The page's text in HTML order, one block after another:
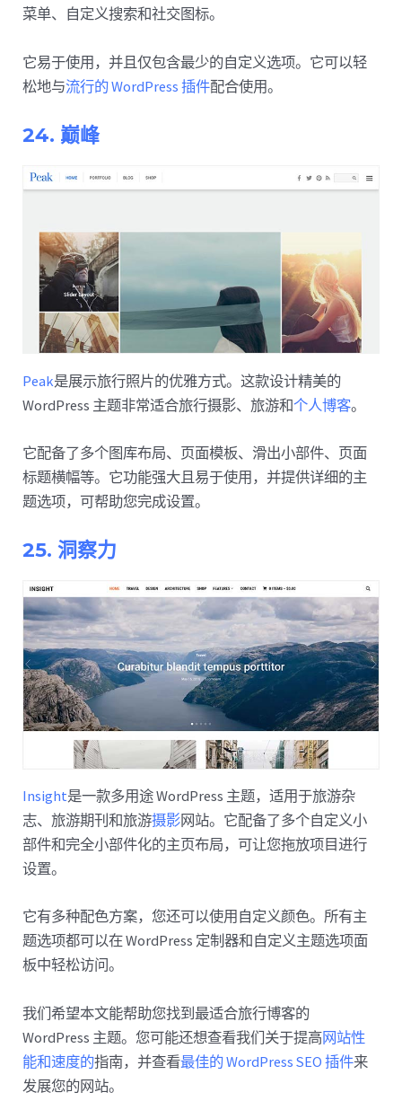
菜单、自定义搜索和社交图标。
它易于使用，并且仅包含最少的自定义选项。它可以轻
松地与流行的 WordPress 插件配合使用。
24. 巅峰
Peak是展示旅行照片的优雅方式。这款设计精美的
WordPress 主题非常适合旅行摄影、旅游和个人博客。
它配备了多个图库布局、页面模板、滑出小部件、页面
标题横幅等。它功能强大且易于使用，并提供详细的主
题选项，可帮助您完成设置。
25. 洞察力
Insight是一款多用途 WordPress 主题，适用于旅游杂
志、旅游期刊和旅游摄影网站。它配备了多个自定义小
部件和完全小部件化的主页布局，可让您拖放项目进行
设置。
它有多种配色方案，您还可以使用自定义颜色。所有主
题选项都可以在 WordPress 定制器和自定义主题选项面
板中轻松访问。
我们希望本文能帮助您找到最适合旅行博客的
WordPress 主题。您可能还想查看我们关于提高网站性
能和速度的指南，并查看最佳的 WordPress SEO 插件来
发展您的网站。